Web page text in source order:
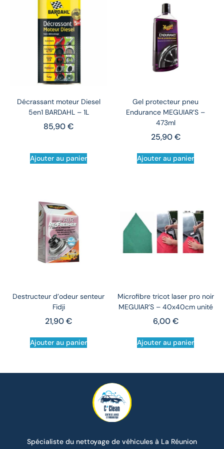
Décrassant moteur Diesel
5en1 BARDAHL – 1L
85,90€
Ajouter au panier
Gel protecteur pneu
Endurance MEGUIAR’S –
473ml
25,90€
Ajouter au panier
Destructeur d’odeur senteur
Fidji
21,90€
Ajouter au panier
Microfibre tricot laser pro noir
MEGUIAR’S – 40x40cm unité
6,00€
Ajouter au panier
Spécialiste du nettoyage de véhicules à La Réunion